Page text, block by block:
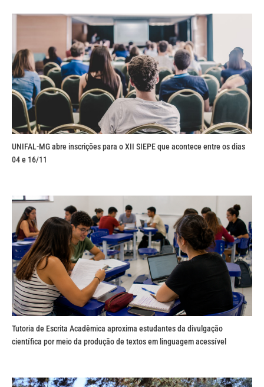
UNIFAL-MG abre inscrições para o XII SIEPE que acontece entre os dias
04 e 16/11
Tutoria de Escrita Acadêmica aproxima estudantes da divulgação
científica por meio da produção de textos em linguagem acessível